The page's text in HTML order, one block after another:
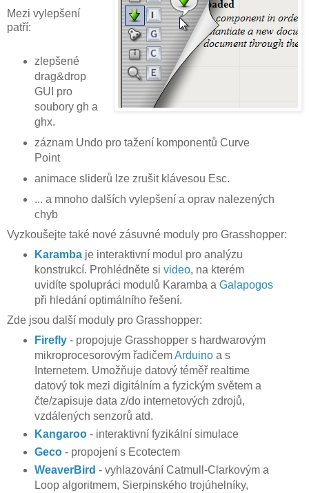
Mezi vylepšení
patří:
zlepšené
drag&drop
GUI pro
soubory gh a
ghx.
záznam Undo pro tažení komponentů Curve
Point
animace sliderů lze zrušit klávesou Esc.
... a mnoho dalších vylepšení a oprav nalezených
chyb
Vyzkoušejte také nové zásuvné moduly pro Grasshopper:
Karambaje interaktivní modul pro analýzu
konstrukcí. Prohlédněte si video, na kterém
uvidíte spolupráci modulů Karamba a Galapogos
při hledání optimálního řešení.
Zde jsou další moduly pro Grasshopper:
Firefly- propojuje Grasshopper s hardwarovým
mikroprocesorovým řadičemArduinoa s
Internetem. Umožňuje datový téměř realtime
datový tok mezi digitálním a fyzickým světem a
čte/zapisuje data z/do internetových zdrojů,
vzdálených senzorů atd.
Kangaroo- interaktivní fyzikální simulace
Geco- propojení s Ecotectem
WeaverBird - vyhlazování Catmull-Clarkovým a
Loop algoritmem, Sierpinského trojúhelníky,